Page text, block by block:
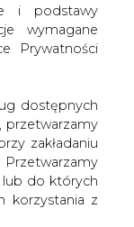
i podstawy
wymagane
Prywatności
dostępnych
przetwarzamy
zakładaniu
lub do których
korzystania z
minister
w dostawach